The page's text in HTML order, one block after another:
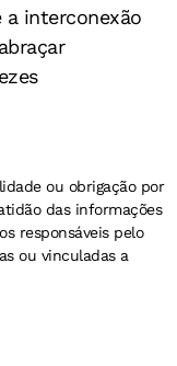
a interconexão
ou obrigação por
das informações
responsáveis pelo
ou vinculadas a